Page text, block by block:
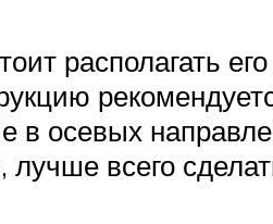
располагать
в осевых
всего